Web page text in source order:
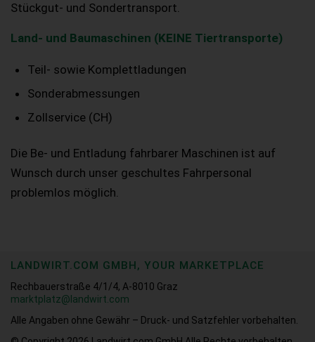
Stückgut- und Sondertransport.
Land- und Baumaschinen (KEINE Tiertransporte)
Teil- sowie Komplettladungen
Sonderabmessungen
Zollservice (CH)
Die Be- und Entladung fahrbarer Maschinen ist auf
Wunsch durch unser geschultes Fahrpersonal
problemlos möglich.
LANDWIRT.COM GMBH, YOUR MARKETPLACE
Rechbauerstraße 4/1/4, A-8010 Graz
marktplatz@landwirt.com
Alle Angaben ohne Gewähr – Druck- und Satzfehler vorbehalten.